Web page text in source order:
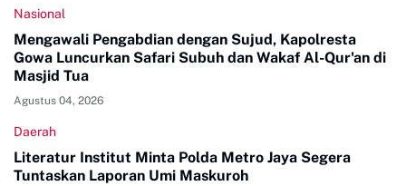
Nasional
Mengawali Pengabdian dengan Sujud, Kapolresta
Gowa Luncurkan Safari Subuh dan Wakaf Al-Qur'an di
Masjid Tua
Agustus 04, 2026
Daerah
Literatur Institut Minta Polda Metro Jaya Segera
Tuntaskan Laporan Umi Maskuroh